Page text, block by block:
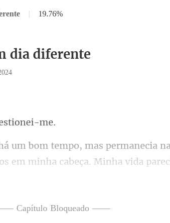
| 19.76%
dia diferente
em minha cabeça. Minha vida parec
Capítulo Bloqueado ——